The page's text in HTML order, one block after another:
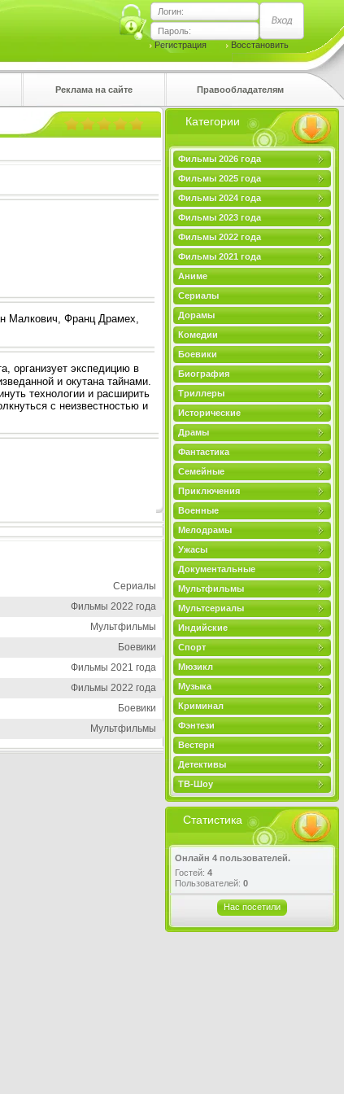
Логин:
Пароль:
Регистрация
Восстановить
Реклама на сайте Правообладателям
Категории
Фильмы 2026 года
Фильмы 2025 года
Фильмы 2024 года
Фильмы 2023 года
Фильмы 2022 года
Фильмы 2021 года
Аниме
Сериалы
Дорамы
Комедии
Боевики
Биография
Триллеры
Исторические
Драмы
Фантастика
Семейные
Приключения
Военные
Мелодрамы
Ужасы
Документальные
Мультфильмы
Мультсериалы
Индийские
Спорт
Мюзикл
Музыка
Криминал
Фэнтези
Вестерн
Детективы
ТВ-Шоу
Статистика
Онлайн 4 пользователей.
Гостей: 4
Пользователей: 0
Нас посетили
Малкович, Франц Драмех,
организует экспедицию в
и окутана тайнами.
технологии и расширить
с неизвестностью и
Сериалы
Фильмы 2022 года
Мультфильмы
Боевики
Фильмы 2021 года
Фильмы 2022 года
Боевики
Мультфильмы